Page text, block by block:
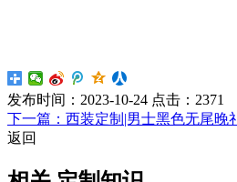
发布时间： 2023-10-24 点击： 2371
下一篇：西装定制|男士黑色无尾晚
返回